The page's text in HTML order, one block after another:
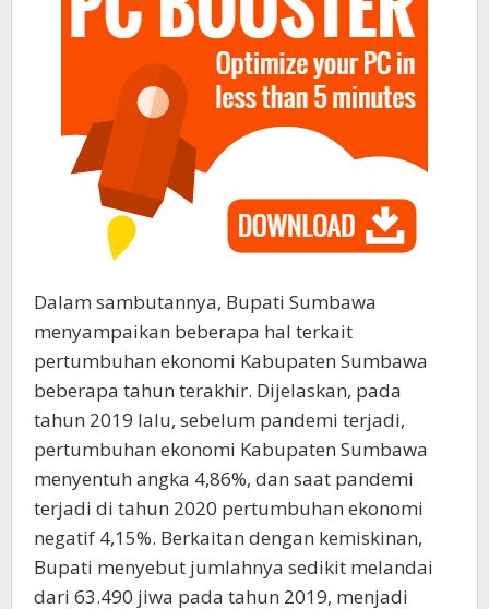
Dalam sambutannya, Bupati Sumbawa
menyampaikan beberapa hal terkait
pertumbuhan ekonomi Kabupaten Sumbawa
beberapa tahun terakhir. Dijelaskan, pada
tahun 2019 lalu, sebelum pandemi terjadi,
pertumbuhan ekonomi Kabupaten Sumbawa
menyentuh angka 4,86%, dan saat pandemi
terjadi di tahun 2020 pertumbuhan ekonomi
negatif 4,15%. Berkaitan dengan kemiskinan,
Bupati menyebut jumlahnya sedikit melandai
dari 63.490 jiwa pada tahun 2019, menjadi